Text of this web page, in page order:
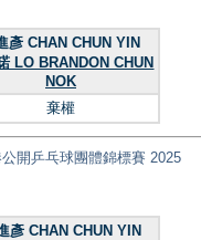
彥 CHAN CHUN YIN
LO BRANDON CHUN
NOK
棄權
開乒乓球團體錦標賽 2025
彥 CHAN CHUN YIN